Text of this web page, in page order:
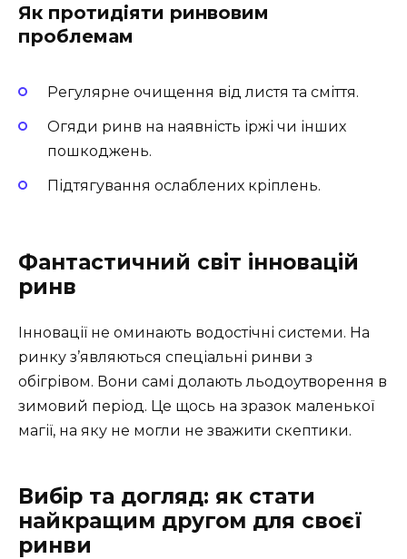
Як протидіяти ринвовим
проблемам
Регулярне очищення від листя та сміття.
Огяди ринв на наявність іржі чи інших
пошкоджень.
Підтягування ослаблених кріплень.
Фантастичний світ інновацій
ринв
Інновації не оминають водостічні системи. На
ринку з’являються спеціальні ринви з
обігрівом. Вони самі долають льодоутворення в
зимовий період. Це щось на зразок маленької
магії, на яку не могли не зважити скептики.
Вибір та догляд: як стати
найкращим другом для своєї
ринви